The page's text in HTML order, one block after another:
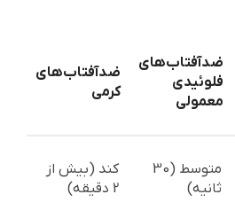
ضدآفتاب‌های
فلوئیدی
معمولی
ضدآفتاب‌های
کرمی
متوسط (30
ثانیه)
کند (بیش از
2 دقیقه)